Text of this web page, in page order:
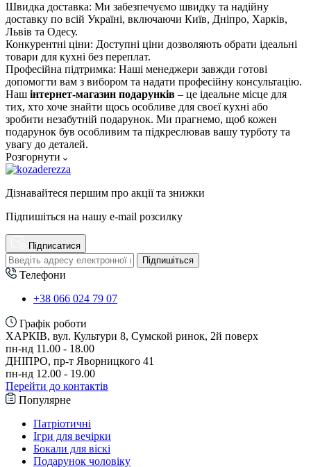
Швидка доставка: Ми забезпечуємо швидку та надійну
доставку по всій Україні, включаючи Київ, Дніпро, Харків,
Львів та Одесу.
Конкурентні ціни: Доступні ціни дозволяють обрати ідеальні
товари для кухні без переплат.
Професійна підтримка: Наші менеджери завжди готові
допомогти вам з вибором та надати професійну консультацію.
Наш інтернет-магазин подарунків – це ідеальне місце для
тих, хто хоче знайти щось особливе для своєї кухні або
зробити незабутній подарунок. Ми прагнемо, щоб кожен
подарунок був особливим та підкреслював вашу турботу та
увагу до деталей.
Розгорнути
Дізнавайтеся першим про акції та знижки
Підпишіться на нашу e-mail розсилку
Підписатися
Підпишіться
Телефони
+38 066 024 79 07
Графік роботи
ХАРКІВ, вул. Культури 8, Сумской ринок, 2й поверх
пн-нд 11.00 - 18.00
ДНІПРО, пр-т Яворницкого 41
пн-нд 12.00 - 19.00
Перейти до контактів
Популярне
Патріотичні
Ігри для вечірки
Бокали для віскі
Подарунок чоловіку